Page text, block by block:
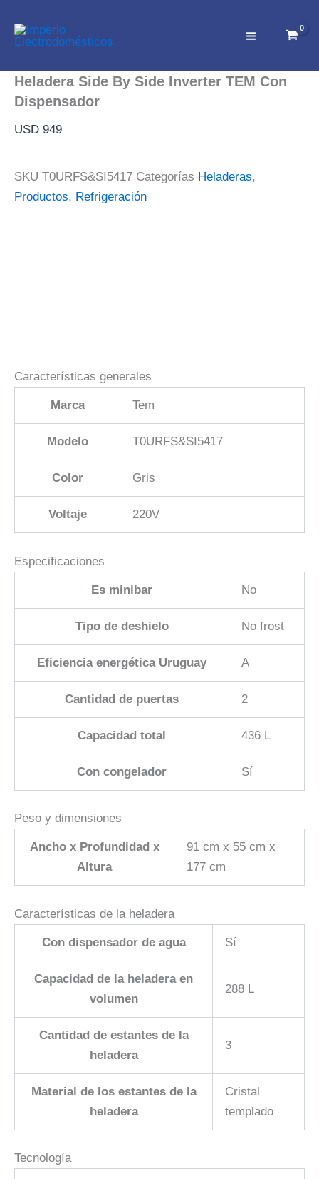
contenido
Heladera Side By Side Inverter TEM Con
Dispensador
USD 949
SKU T0URFS&SI5417 Categorías Heladeras,
Productos, Refrigeración
Características generales
Marca Tem
Modelo T0URFS&SI5417
Color Gris
Voltaje 220V
Especificaciones
Es minibar No
Tipo de deshielo No frost
Eficiencia energética Uruguay A
Cantidad de puertas 2
Capacidad total 436 L
Con congelador Sí
Peso y dimensiones
Ancho x Profundidad x
Altura
91 cm x 55 cm x
177 cm
Características de la heladera
Con dispensador de agua Sí
Capacidad de la heladera en
volumen
288 L
Cantidad de estantes de la
heladera
3
Material de los estantes de la
heladera
Cristal
templado
Tecnología